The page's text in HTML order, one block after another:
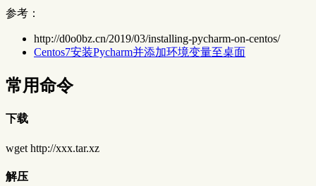
参考：
http://d0o0bz.cn/2019/03/installing-pycharm-on-centos/
Centos7安装Pycharm并添加环境变量至桌面
常用命令
下载
wget http://xxx.tar.xz
解压